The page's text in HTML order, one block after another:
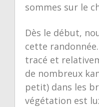
sommes sur le
Dès le début,
cette
tracé et
de nombreux
petit) dans les
végétation est